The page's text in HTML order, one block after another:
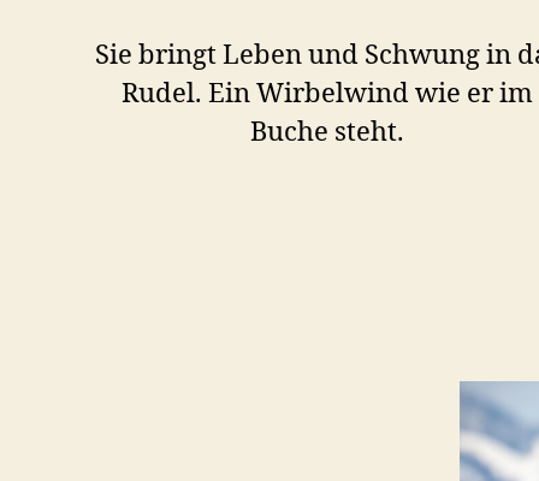
Sie bringt Leben und Schwung in
Rudel. Ein Wirbelwind wie er im
Buche steht.